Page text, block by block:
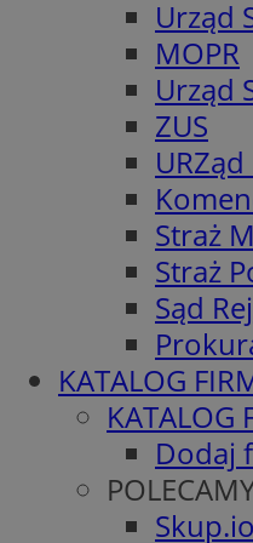
Urząd
MOPR
Urząd
ZUS
Straż
Straż
Sąd
KATALOG
KATALOG
Dodaj